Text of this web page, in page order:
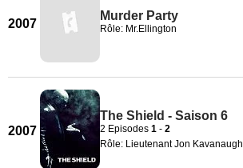
2007
Murder Party
Rôle: Mr.Ellington
2007
The Shield - Saison 6
2 Episodes 1 - 2
Rôle: Lieutenant Jon Kavanaugh